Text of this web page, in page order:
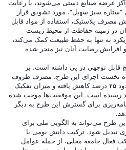
عرضه صنایع دستی می‌شوند، با رعایت
"ستاره سبز سهیل"، مورد تشویق قرار
مصرف پلاستیک، استفاده از مواد قابل
در زمینه حفاظت از محیط زیست
نه تنها به حفظ طبیعت کمک می‌کند،
افزایش رضایت آنان نیز منجر شده
قابل توجهی در پی داشته است. بر
نخست اجرای این طرح، مصرف ظروف
یکبار مصرف پلاستیکی در روستا حدود ۲۵ درصد کاهش یافته و میزان تفکیک
خشک به بیش از ۴۵ درصد رسیده است. این موفقیت‌ها موجب شده
برای گسترش این طرح به دیگر
طرح می‌تواند به الگویی ملی برای
تبدیل شود. ترکیب دانش بومی با
فعال جامعه محلی، از جمله عوامل